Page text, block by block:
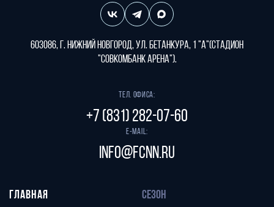
603086, г. Нижний Новгород, ул. Бетанкура, 1 "А"(стадион
"СОВКОМБАНК АРЕНА").
Тел. офиса:
+7 (831) 282-07-60
E-mail:
info@fcnn.ru
ГЛАВНАЯ
СЕЗОН